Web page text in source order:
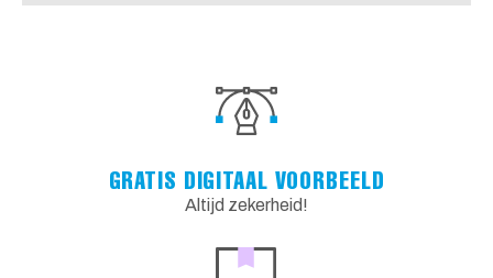
GRATIS DIGITAAL VOORBEELD
Altijd zekerheid!